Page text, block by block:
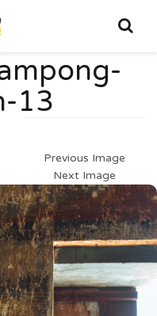
13
Previous Image
Next Image